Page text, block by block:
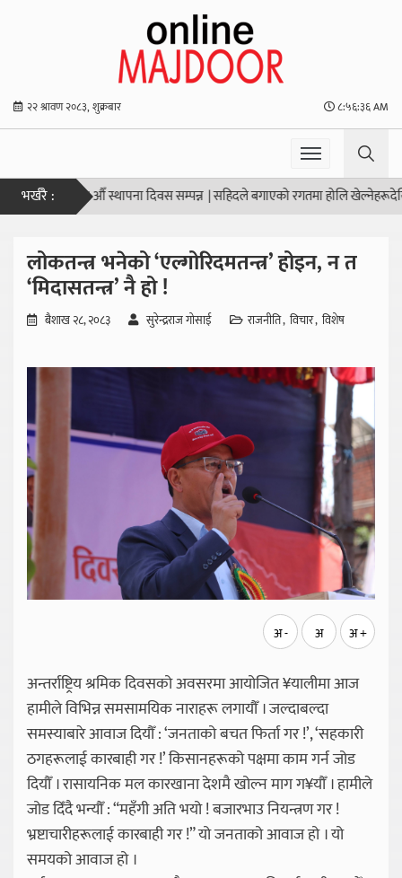
२२ श्रावण २०८३, शुक्रबार ८:५६:३६ AM
भर्खरै :
५८ औँ स्थापना दिवस सम्पन्न |सहिदले बगाएको रगतमा होलि खेल्नेहरूदेखि
लोकतन्त्र भनेको ‘एल्गोरिदमतन्त्र’ होइन, न त
‘मिदासतन्त्र’ नै हो !
बैशाख २८, २०८३ सुरेन्द्रराज गोसाई राजनीति विचार विशेष
अ - अ अ +
अन्तर्राष्ट्रिय श्रमिक दिवसको अवसरमा आयोजित ¥यालीमा आज
हामीले विभिन्न समसामयिक नाराहरू लगायौँ । जल्दाबल्दा
समस्याबारे आवाज दियौँ : ‘जनताको बचत फिर्ता गर !’, ‘सहकारी
ठगहरूलाई कारबाही गर !’ किसानहरूको पक्षमा काम गर्न जोड
दियौँ । रासायनिक मल कारखाना देशमै खोल्न माग ग¥यौँ । हामीले
जोड दिँदै भन्यौँ : “महँगी अति भयो ! बजारभाउ नियन्त्रण गर !
भ्रष्टाचारीहरूलाई कारबाही गर !” यो जनताको आवाज हो । यो
समयको आवाज हो ।